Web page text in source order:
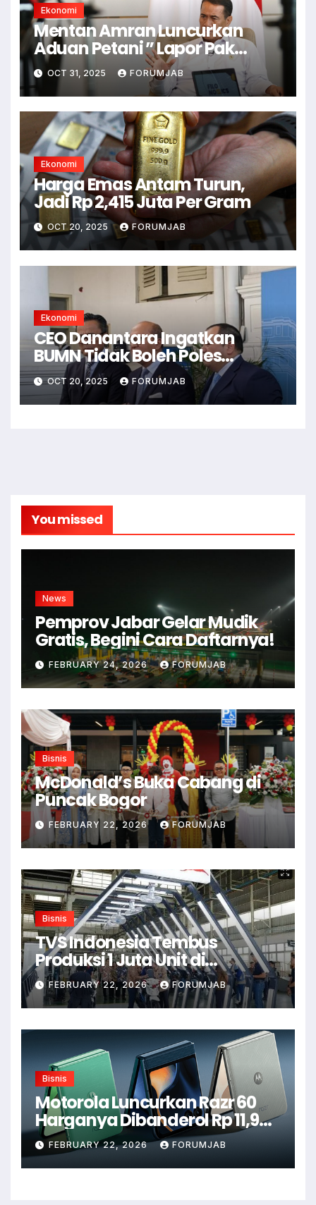
Ekonomi
Mentan Amran Luncurkan
Aduan Petani ” Lapor Pak
Amran”
OCT 31, 2025 FORUMJAB
Ekonomi
Harga Emas Antam Turun,
Jadi Rp 2,415 Juta Per Gram
OCT 20, 2025 FORUMJAB
Ekonomi
CEO Danantara Ingatkan
BUMN Tidak Boleh Poles
Laporan Keuangan
OCT 20, 2025 FORUMJAB
You missed
News
Pemprov Jabar Gelar Mudik
Gratis, Begini Cara Daftarnya!
FEBRUARY 24, 2026 FORUMJAB
Bisnis
McDonald’s Buka Cabang di
Puncak Bogor
FEBRUARY 22, 2026 FORUMJAB
Bisnis
TVS Indonesia Tembus
Produksi 1 Juta Unit di
Karawang
FEBRUARY 22, 2026 FORUMJAB
Bisnis
Motorola Luncurkan Razr 60
Harganya Dibanderol Rp 11,9
Juta
FEBRUARY 22, 2026 FORUMJAB